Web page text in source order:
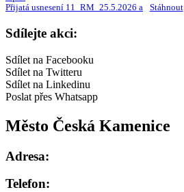
Přijatá usnesení 11_RM_25.5.2026 a Stáhnout
Sdílejte akci:
Sdílet na Facebooku
Sdílet na Twitteru
Sdílet na Linkedinu
Poslat přes Whatsapp
Město Česká Kamenice
Adresa:
Telefon: